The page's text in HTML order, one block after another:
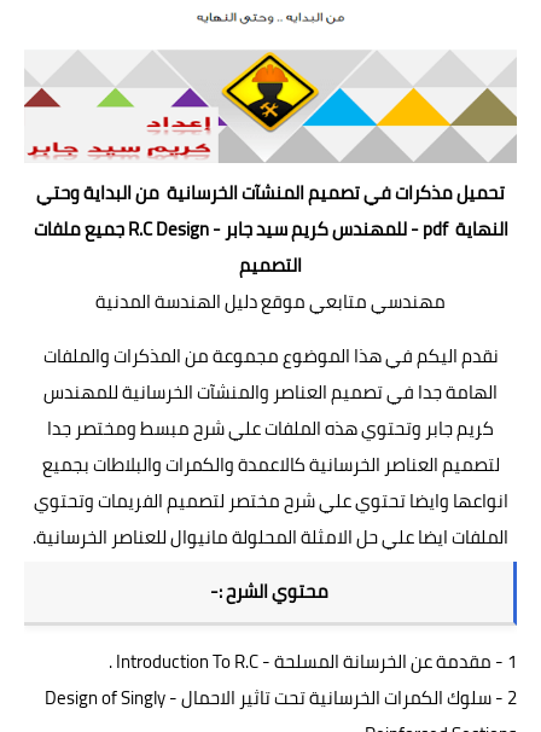
هندسة السكة الحديد
هندسة الري والصرف
هندسة المواني
هندسة المساحة
مناهج دراسية
المناهج دراسية للجامعات
المصرية والعربية
ملفات ومشاريع تخرج
برامج وكورسات
كورسات دورات تعليمية
كتب وابحاث
تحميل مذكرات في تصميم المنشآت الخرسانية من البداية وحتي
النهاية pdf - للمهندس كريم سيد جابر - R.C Design جميع ملفات
التصميم
مهندسي متابعي موقع دليل الهندسة المدنية
نقدم اليكم في هذا الموضوع مجموعة من المذكرات والملفات
الهامة جدا في تصميم العناصر والمنشآت الخرسانية للمهندس
كريم جابر وتحتوي هذه الملفات علي شرح مبسط ومختصر جدا
لتصميم العناصر الخرسانية كالاعمدة والكمرات والبلاطات بجميع
انواعها وايضا تحتوي علي شرح مختصر لتصميم الفريمات وتحتوي
الملفات ايضا علي حل الامثلة المحلولة مانيوال للعناصر الخرسانية.
محتوي الشرح :-
1 - مقدمة عن الخرسانة المسلحة - Introduction To R.C .
2 - سلوك الكمرات الخرسانية تحت تاثير الاحمال - Design of Singly